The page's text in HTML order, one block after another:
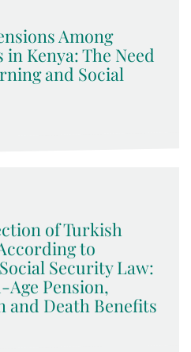
Among
Kenya: The Need
and Social
of Turkish
to
Security Law:
Age Pension,
and Death Benefits